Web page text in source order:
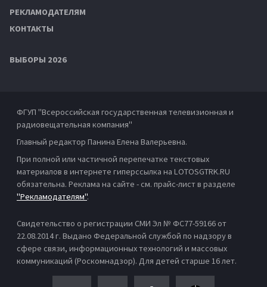
РЕКЛАМОДАТЕЛЯМ
КОНТАКТЫ
ВЫБОРЫ 2026
ФГУП "Всероссийская государственная телевизионная и
радиовещательная компания"
Главный редактор Панина Елена Валерьевна.
При полной или частичной перепечатке текстовых
материалов в интернете гиперссылка на LOTOSGTRK.RU
обязательна. Реклама на сайте - см. прайс-лист в разделе
"Рекламодателям".
Свидетельство о регистрации СМИ Эл № ФС77-59166 от
22.08.2014 г. Выдано Федеральной службой по надзору в
сфере связи, информационных технологий и массовых
коммуникаций (Роскомнадзор). Для детей старше 16 лет.